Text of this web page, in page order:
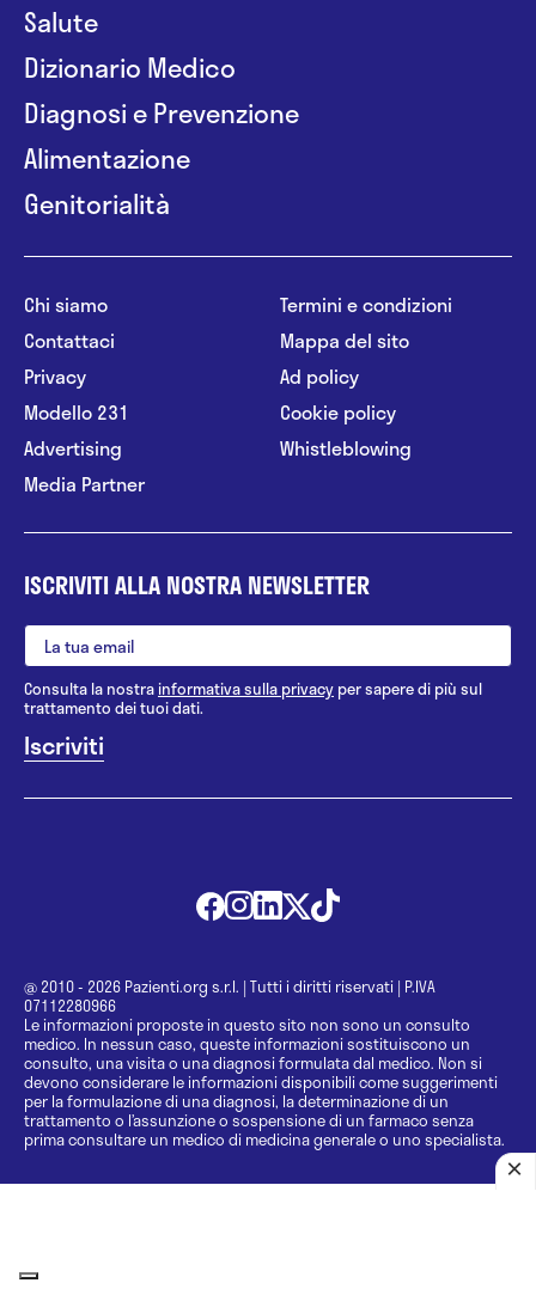
Salute
Dizionario Medico
Diagnosi e Prevenzione
Alimentazione
Genitorialità
Chi siamo
Contattaci
Privacy
Modello 231
Advertising
Media Partner
Termini e condizioni
Mappa del sito
Ad policy
Cookie policy
Whistleblowing
ISCRIVITI ALLA NOSTRA NEWSLETTER
Consulta la nostrainformativa sulla privacy per sapere di più sul
trattamento dei tuoi dati.
@ 2010 - 2026 Pazienti.org s.r.l. | Tutti i diritti riservati | P.IVA
07112280966
Le informazioni proposte in questo sito non sono un consulto
medico. In nessun caso, queste informazioni sostituiscono un
consulto, una visita o una diagnosi formulata dal medico. Non si
devono considerare le informazioni disponibili come suggerimenti
per la formulazione di una diagnosi, la determinazione di un
trattamento o l’assunzione o sospensione di un farmaco senza
prima consultare un medico di medicina generale o uno specialista.